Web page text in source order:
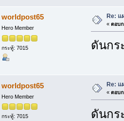
worldpost65
Hero Member
กระทู้: 7015
Re: แ
« ตอบก
ดันก
worldpost65
Hero Member
กระทู้: 7015
Re: แ
« ตอบก
ดันก